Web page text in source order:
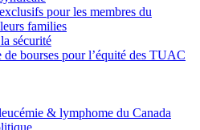
pour les membres du
families
sécurité
de bourses pour l’équité des TUAC
& lymphome du Canada